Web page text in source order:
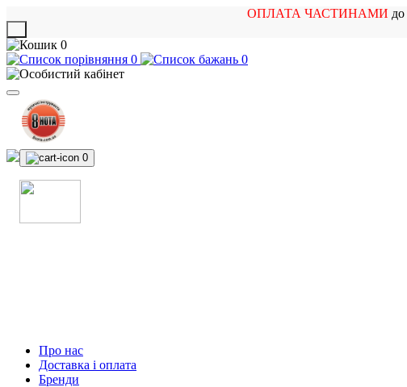
ОПЛАТА ЧАСТИНАМИ до
0
0
0
0
Про нас
Доставка і оплата
Бренди